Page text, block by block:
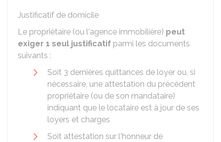
Justificatif de domicile
Le propriétaire (ou l'agence immobilière) peut
exiger 1 seul justificatif parmi les documents
suivants :
Soit 3 dernières quittances de loyer ou, si
nécessaire, une attestation du précédent
propriétaire (ou de son mandataire)
indiquant que le locataire est à jour de ses
loyers et charges
Soit attestation sur l'honneur de